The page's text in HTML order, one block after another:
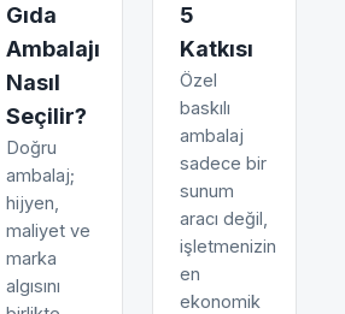
Gıda
Ambalajı
Nasıl
Seçilir?
Doğru
ambalaj;
hijyen,
maliyet ve
marka
algısını
5
Katkısı
Özel
baskılı
ambalaj
sadece bir
sunum
aracı değil,
işletmenizin
en
ekonomik